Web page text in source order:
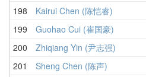
198
Kairui Chen (陈恺睿)
199
Guohao Cui (崔国豪)
200
Zhiqiang Yin (尹志强)
201
Sheng Chen (陈声)